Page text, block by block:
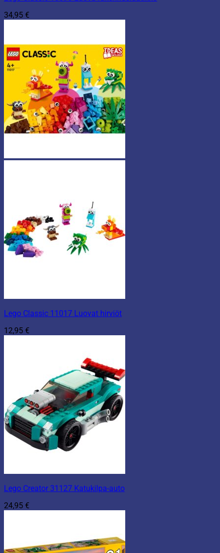
34,95 €
Lego Classic 11017 Luovat hirviöt
12,95 €
Lego Creator 31127 Katukilpa-auto
24,95 €